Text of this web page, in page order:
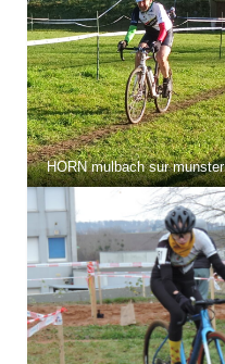
HORN mulbach sur munster